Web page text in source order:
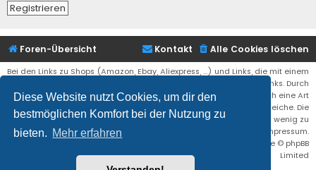
Diese Website nutzt Cookies, um dir den
bestmöglichen Komfort bei der Nutzung zu
bieten. Mehr erfahren
Registrieren
Foren-Übersicht Alle Cookies löschen
Kontakt
Bei den Links zu Shops (Amazon, Ebay, Aliexpress, ...) und Links, die mit einem
Stern (*) markiert sind, kann es sich um sogenannte Affiliate Links. Durch
den Kauf eines Produktes über einen Affiliate Link erhälte ich eine Art
Umsatzbeteiligung gutgeschrieben. Für euch bleibt der Preis der gleiche. Die
Einnahmen helfen die Hostgebühren für diese Webseite ein wenig zu
reduzieren. Siehe auch das Impressum.
® Forum Software © phpBB
Limited